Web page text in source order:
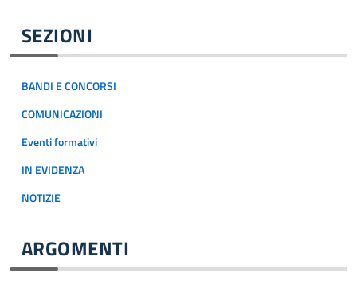
SEZIONI
BANDI E CONCORSI
COMUNICAZIONI
Eventi formativi
IN EVIDENZA
NOTIZIE
ARGOMENTI